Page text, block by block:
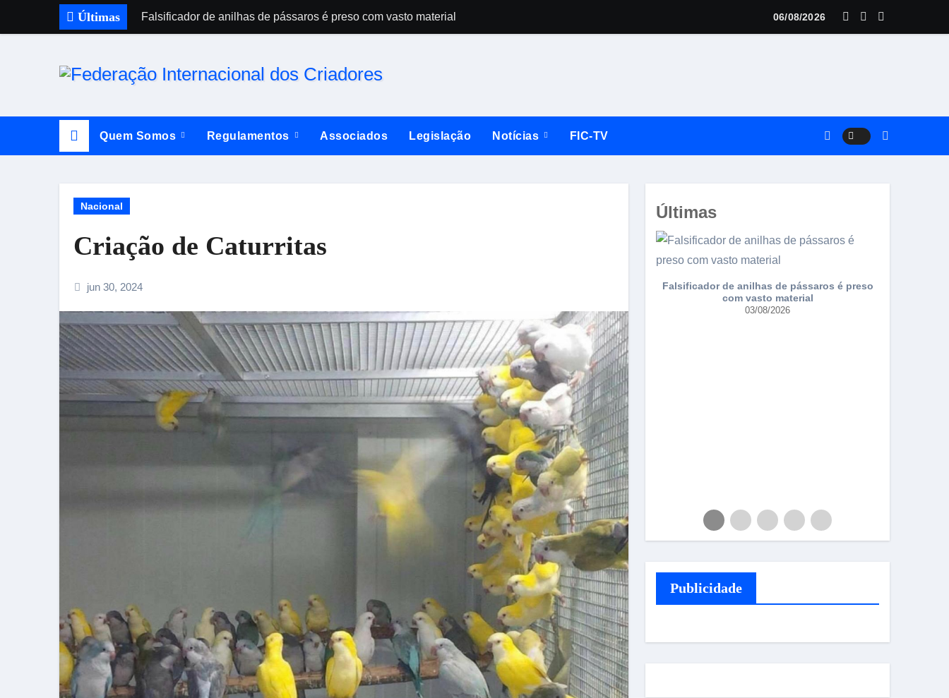
Últimas Falsificador de anilhas de pássaros é preso com vasto material Campeonato estadual FIC tem expectativa para 300 pássaros
06/08/2026
Quem Somos Regulamentos Associados Legislação Notícias FIC-TV
Nacional
Criação de Caturritas
jun 30, 2024
Últimas
A importância da criação em ambiente
doméstico
02/06/2026
Falsificador de anilhas de pássaros é preso
com vasto material
03/08/2026
Publicidade